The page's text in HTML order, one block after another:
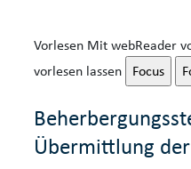
Vorlesen Mit webReader
vorlesen lassen
Focus
Übermittlung